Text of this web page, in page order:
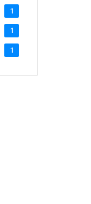
1
1
1